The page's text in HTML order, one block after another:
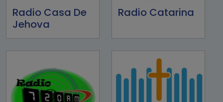
Radio Casa De
Jehova
Radio Catarina